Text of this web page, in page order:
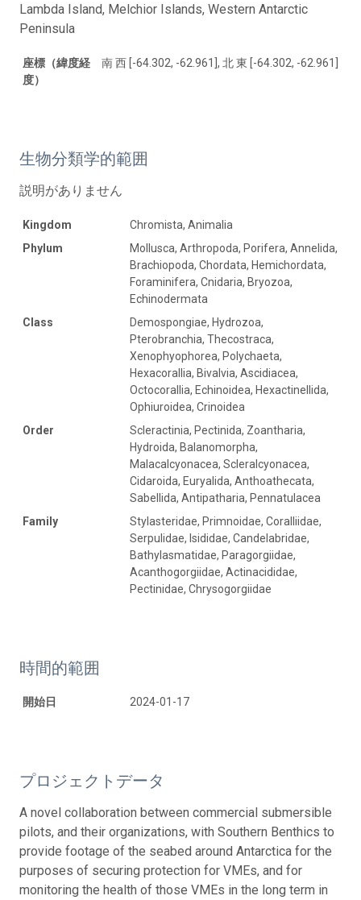
Lambda Island, Melchior Islands, Western Antarctic
Peninsula
座標（緯度経
度）
南 西 [-64.302, -62.961], 北 東 [-64.302, -62.961]
生物分類学的範囲
説明がありません
Kingdom
Chromista, Animalia
Phylum
Mollusca, Arthropoda, Porifera, Annelida,
Brachiopoda, Chordata, Hemichordata,
Foraminifera, Cnidaria, Bryozoa,
Echinodermata
Class
Demospongiae, Hydrozoa,
Pterobranchia, Thecostraca,
Xenophyophorea, Polychaeta,
Hexacorallia, Bivalvia, Ascidiacea,
Octocorallia, Echinoidea, Hexactinellida,
Ophiuroidea, Crinoidea
Order
Scleractinia, Pectinida, Zoantharia,
Hydroida, Balanomorpha,
Malacalcyonacea, Scleralcyonacea,
Cidaroida, Euryalida, Anthoathecata,
Sabellida, Antipatharia, Pennatulacea
Family
Stylasteridae, Primnoidae, Coralliidae,
Serpulidae, Isididae, Candelabridae,
Bathylasmatidae, Paragorgiidae,
Acanthogorgiidae, Actinacididae,
Pectinidae, Chrysogorgiidae
時間的範囲
開始日 2024-01-17
プロジェクトデータ
A novel collaboration between commercial submersible
pilots, and their organizations, with Southern Benthics to
provide footage of the seabed around Antarctica for the
purposes of securing protection for VMEs, and for
monitoring the health of those VMEs in the long term in